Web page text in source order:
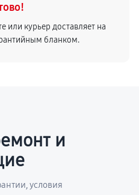
или курьер доставляет на
бланком.
и
условия